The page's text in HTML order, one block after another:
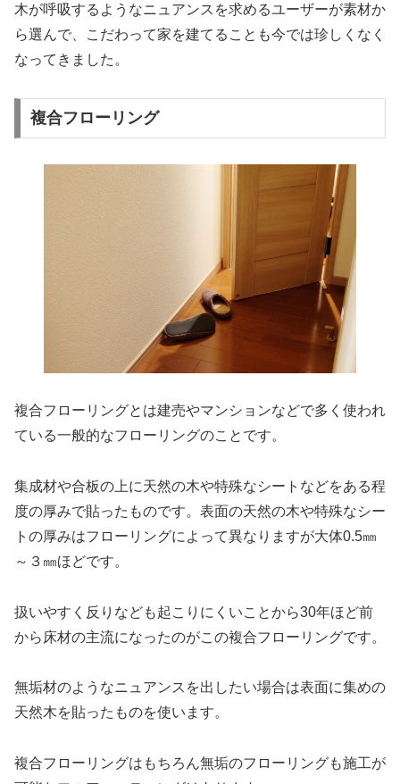
木が呼吸するようなニュアンスを求めるユーザーが素材か
ら選んで、こだわって家を建てることも今では珍しくなく
なってきました。
複合フローリング
複合フローリングとは建売やマンションなどで多く使われ
ている一般的なフローリングのことです。
集成材や合板の上に天然の木や特殊なシートなどをある程
度の厚みで貼ったものです。表面の天然の木や特殊なシー
トの厚みはフローリングによって異なりますが大体0.5㎜
～３㎜ほどです。
扱いやすく反りなども起こりにくいことから30年ほど前
から床材の主流になったのがこの複合フローリングです。
無垢材のようなニュアンスを出したい場合は表面に集めの
天然木を貼ったものを使います。
複合フローリングはもちろん無垢のフローリングも施工が